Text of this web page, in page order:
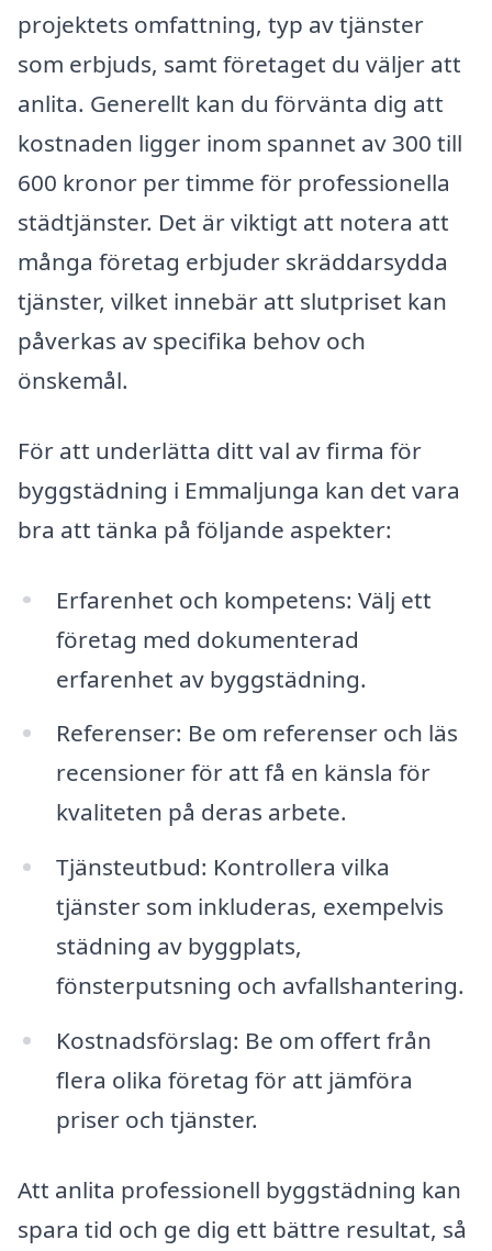
projektets omfattning, typ av tjänster
som erbjuds, samt företaget du väljer att
anlita. Generellt kan du förvänta dig att
kostnaden ligger inom spannet av 300 till
600 kronor per timme för professionella
städtjänster. Det är viktigt att notera att
många företag erbjuder skräddarsydda
tjänster, vilket innebär att slutpriset kan
påverkas av specifika behov och
önskemål.
För att underlätta ditt val av firma för
byggstädning i Emmaljunga kan det vara
bra att tänka på följande aspekter:
Erfarenhet och kompetens: Välj ett
företag med dokumenterad
erfarenhet av byggstädning.
Referenser: Be om referenser och läs
recensioner för att få en känsla för
kvaliteten på deras arbete.
Tjänsteutbud: Kontrollera vilka
tjänster som inkluderas, exempelvis
städning av byggplats,
fönsterputsning och avfallshantering.
Kostnadsförslag: Be om offert från
flera olika företag för att jämföra
priser och tjänster.
Att anlita professionell byggstädning kan
spara tid och ge dig ett bättre resultat, så